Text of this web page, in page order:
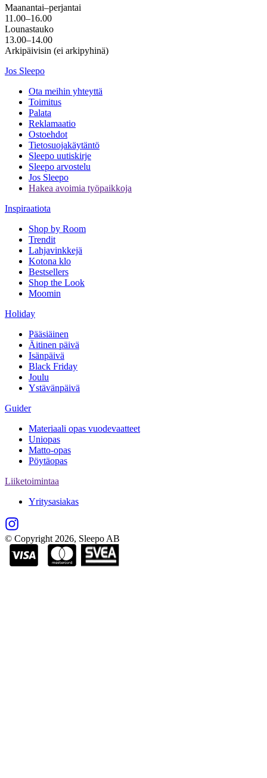
Maanantai–perjantai
11.00–16.00
Lounastauko
13.00–14.00
Arkipäivisin (ei arkipyhinä)
Jos Sleepo
Ota meihin yhteyttä
Toimitus
Palata
Reklamaatio
Ostoehdot
Tietosuojakäytäntö
Sleepo uutiskirje
Sleepo arvostelu
Jos Sleepo
Hakea avoimia työpaikkoja
Inspiraatiota
Shop by Room
Trendit
Lahjavinkkejä
Kotona klo
Bestsellers
Shop the Look
Moomin
Holiday
Pääsiäinen
Äitinen päivä
Isänpäivä
Black Friday
Joulu
Ystävänpäivä
Guider
Materiaali opas vuodevaatteet
Uniopas
Matto-opas
Pöytäopas
Liiketoimintaa
Yritysasiakas
© Copyright 2026, Sleepo AB